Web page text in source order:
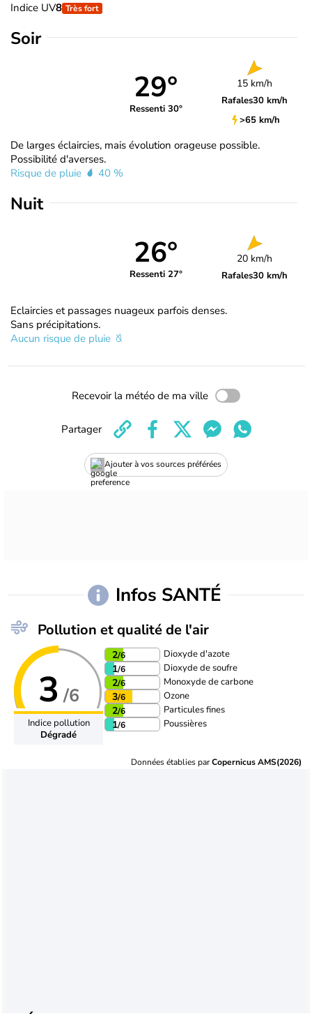
Indice UV8 Très fort
Soir
29°
Ressenti 30°
15 km/h
Rafales30 km/h
>65 km/h
De larges éclaircies, mais évolution orageuse possible.
Possibilité d'averses.
Risque de pluie
40 %
Nuit
26°
Ressenti 27°
20 km/h
Rafales30 km/h
Eclaircies et passages nuageux parfois denses.
Sans précipitations.
Aucun risque de pluie
Recevoir la météo de ma ville
Ajouter à vos sources préférées
Partager
Infos SANTÉ
Pollution et qualité de l'air
3 /6
Indice pollution
Dégradé
2/6 Dioxyde d'azote
1/6 Dioxyde de soufre
2/6 Monoxyde de carbone
3/6 Ozone
2/6 Particules fines
1/6 Poussières
Données établies parCopernicus AMS(2026)